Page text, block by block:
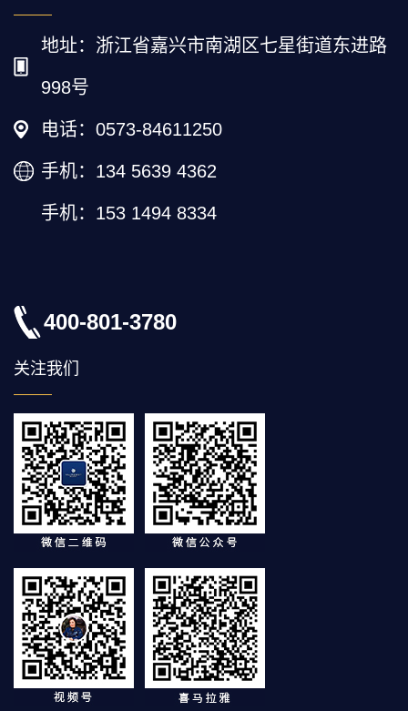
地址：浙江省嘉兴市南湖区七星街道东进路
998号
电话：0573-84611250
手机：134 5639 4362
手机：153 1494 8334
400-801-3780
关注我们